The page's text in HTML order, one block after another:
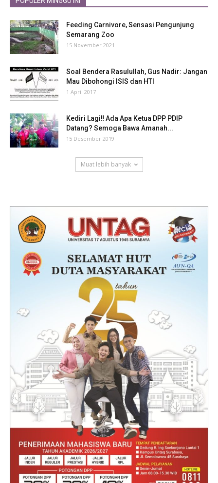
Feeding Carnivore, Sensasi Pengunjung
Semarang Zoo
15 November 2021
Soal Bendera Rasulullah, Gus Nadir: Jangan
Mau Dibohongi ISIS dan HTI
1 April 2017
Kediri Lagi‼ Ada Apa Ketua DPP PDIP
Datang? Semoga Bawa Amanah...
15 Desember 2019
Muat lebih banyak